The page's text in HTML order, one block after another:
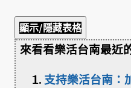
顯示/隱藏表格
來看看樂活台南最近
支持樂活台南：